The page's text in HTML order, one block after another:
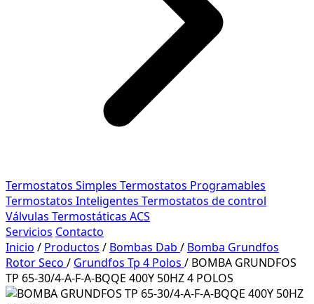
Termostatos Simples Termostatos Programables
Termostatos Inteligentes Termostatos de control
Válvulas Termostáticas ACS
Servicios Contacto
Inicio / Productos / Bombas Dab / Bomba Grundfos
Rotor Seco / Grundfos Tp 4 Polos / BOMBA GRUNDFOS
TP 65-30/4-A-F-A-BQQE 400Y 50HZ 4 POLOS